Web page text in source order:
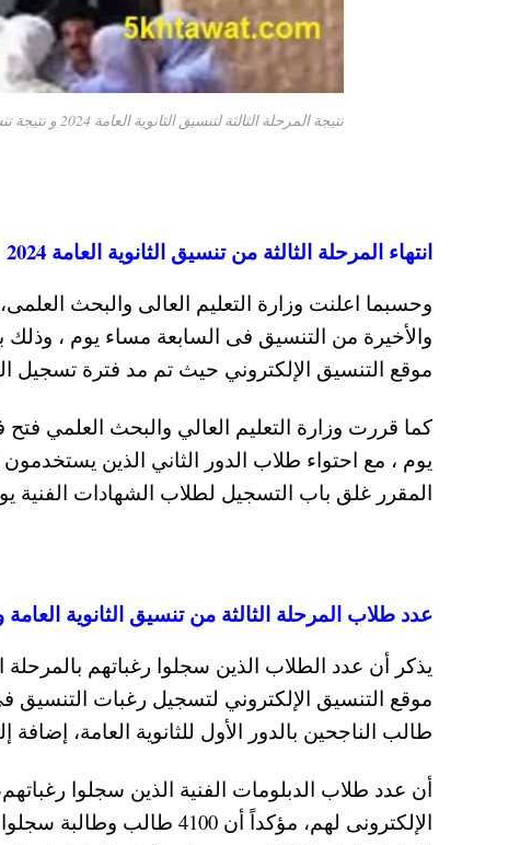
نتيجة المرحلة الثالثة لتنسيق الثانوية العامة 2024 و نتيجة تنسيق الدبلومات الفنية علي موقع التنسيق
انتهاء المرحلة الثالثة من تنسيق الثانوية العامة 2024
وحسبما اعلنت وزارة التعليم العالى والبحث
والأخيرة من التنسيق فى السابعة مساء يوم ، وذلك
موقع التنسيق الإلكتروني حيث تم مد فترة تسجيل
كما قررت وزارة التعليم العالي والبحث العلمي
يوم ، مع احتواء طلاب الدور الثاني الذين
المقرر غلق باب التسجيل لطلاب الشهادات الفنية
عدد طلاب المرحلة الثالثة من تنسيق الثانوية العامة
طالب الناجحين بالدور الأول للثانوية العامة، إضافة إلى 103 آلاف طالب من الناجحين بالدور الثانى للثانوية